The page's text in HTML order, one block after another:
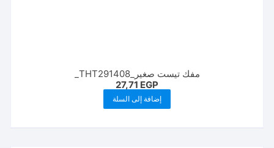
مفك تيست صغير_THT291408_
27,71 EGP
إضافة إلى السلة